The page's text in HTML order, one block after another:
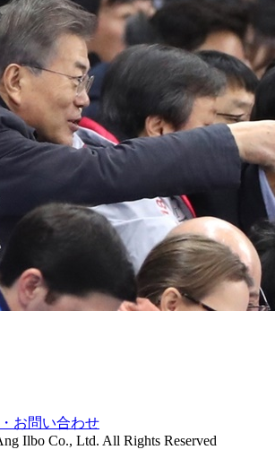
お問い合わせ
Ilbo Co., Ltd. All Rights Reserved